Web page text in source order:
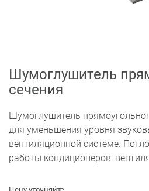
Шумоглушитель
сечения
Шумоглушитель
для уменьшения уровня
вентиляционной системе.
работы кондиционеров,